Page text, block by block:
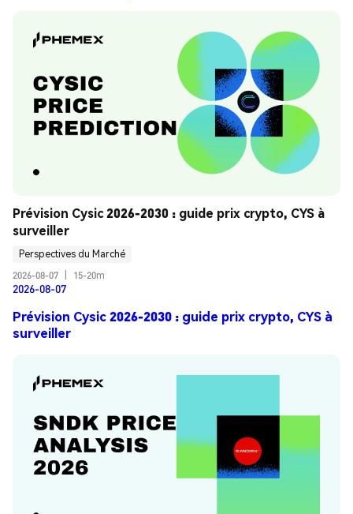
Prévision Cysic 2026-2030 : guide prix crypto, CYS à
surveiller
Perspectives du Marché
2026-08-07
15-20m
2026-08-07
Prévision Cysic 2026-2030 : guide prix crypto, CYS à
surveiller